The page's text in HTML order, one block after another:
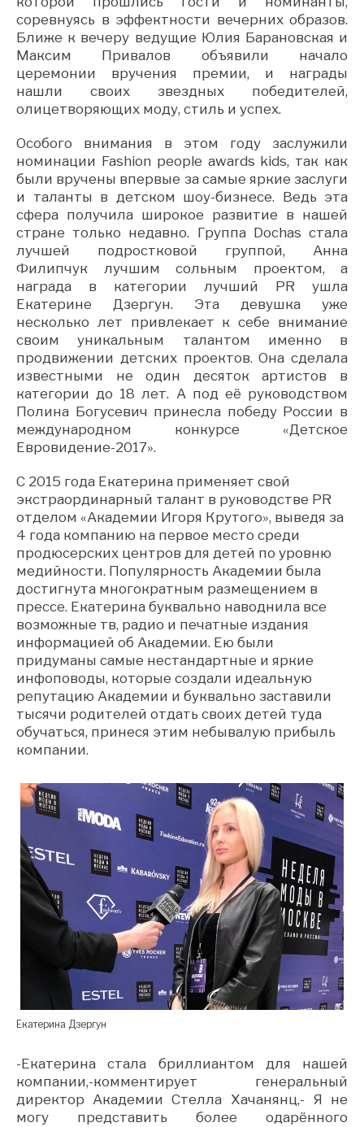
соревнуясь в эффектности вечерних образов.
Ближе к вечеру ведущие Юлия Барановская и
Максим Привалов объявили начало
церемонии вручения премии, и награды
нашли своих звездных победителей,
олицетворяющих моду, стиль и успех.
Особого внимания в этом году заслужили
номинации Fashion people awards kids, так как
были вручены впервые за самые яркие заслуги
и таланты в детском шоу-бизнесе. Ведь эта
сфера получила широкое развитие в нашей
стране только недавно. Группа Dochas стала
лучшей подростковой группой, Анна
Филипчук лучшим сольным проектом, а
награда в категории лучший PR ушла
Екатерине Дзергун. Эта девушка уже
несколько лет привлекает к себе внимание
своим уникальным талантом именно в
продвижении детских проектов. Она сделала
известными не один десяток артистов в
категории до 18 лет. А под её руководством
Полина Богусевич принесла победу России в
международном конкурсе «Детское
Евровидение-2017».
С 2015 года Екатерина применяет свой
экстраординарный талант в руководстве PR
отделом «Академии Игоря Крутого», выведя за
4 года компанию на первое место среди
продюсерских центров для детей по уровню
медийности. Популярность Академии была
достигнута многократным размещением в
прессе. Екатерина буквально наводнила все
возможные тв, радио и печатные издания
информацией об Академии. Ею были
придуманы самые нестандартные и яркие
инфоповоды, которые создали идеальную
репутацию Академии и буквально заставили
тысячи родителей отдать своих детей туда
обучаться, принеся этим небывалую прибыль
компании.
Екатерина Дзергун
-Екатерина стала бриллиантом для нашей
компании,-комментирует генеральный
директор Академии Стелла Хачанянц,- Я не
могу представить более одарённого